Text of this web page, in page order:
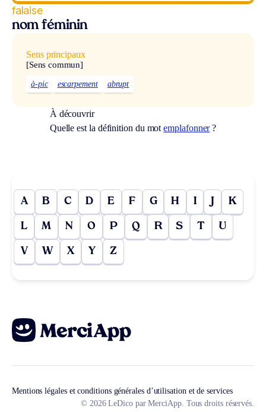
falaise
nom féminin
Sens principaux
[Sens commun]
à-pic escarpement abrupt
À découvrir
Quelle est la définition du motemplafonner?
A B C D E F G H I J K
L M N O P Q R S T U
V W X Y Z
Mentions légales et conditions générales d’utilisation et de services
© 2026 LeDico par MerciApp. Tous droits réservés.